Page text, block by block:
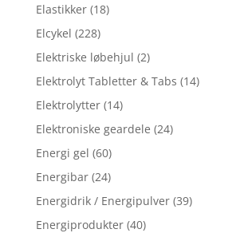
Elastikker (18)
Elcykel (228)
Elektriske løbehjul (2)
Elektrolyt Tabletter & Tabs (14)
Elektrolytter (14)
Elektroniske geardele (24)
Energi gel (60)
Energibar (24)
Energidrik / Energipulver (39)
Energiprodukter (40)